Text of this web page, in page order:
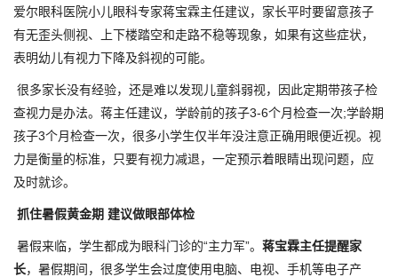
爱尔眼科医院小儿眼科专家蒋宝霖主任建议，家长平时要留意孩子
有无歪头侧视、上下楼踏空和走路不稳等现象，如果有这些症状，
表明幼儿有视力下降及斜视的可能。
很多家长没有经验，还是难以发现儿童斜弱视，因此定期带孩子检
查视力是办法。蒋主任建议，学龄前的孩子3-6个月检查一次;学龄期
孩子3个月检查一次，很多小学生仅半年没注意正确用眼便近视。视
力是衡量的标准，只要有视力减退，一定预示着眼睛出现问题，应
及时就诊。
抓住暑假黄金期 建议做眼部体检
暑假来临，学生都成为眼科门诊的“主力军”。 蒋宝霖主任提醒家
长，暑假期间，很多学生会过度使用电脑、电视、手机等电子产